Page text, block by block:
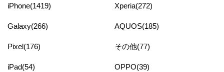
iPhone(1419) Xperia(272)
Galaxy(266) AQUOS(185)
Pixel(176) その他(77)
iPad(54) OPPO(39)